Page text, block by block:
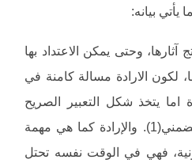
يأتي بيانه:
آثارها، وحتى يمكن الاعتداد بها
لكون الارادة مسالة كامنة في
اما يتخذ شكل التعبير الصريح
واما يكون بشكل التعبير الضمني(1). والإرادة كما هي مهمة
فهي في الوقت نفسه تحتل